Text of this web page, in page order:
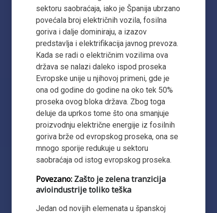
sektoru saobraćaja, iako je Španija ubrzano
povećala broj električnih vozila, fosilna
goriva i dalje dominiraju, a izazov
predstavlja i elektrifikacija javnog prevoza.
Kada se radi o električnim vozilima ova
država se nalazi daleko ispod proseka
Evropske unije u njihovoj primeni, gde je
ona od godine do godine na oko tek 50%
proseka ovog bloka država. Zbog toga
deluje da uprkos tome što ona smanjuje
proizvodnju električne energije iz fosilnih
goriva brže od evropskog proseka, ona se
mnogo sporije redukuje u sektoru
saobraćaja od istog evropskog proseka.
Povezano: Zašto je zelena tranzicija
avioindustrije toliko teška
Jedan od novijih elemenata u španskoj